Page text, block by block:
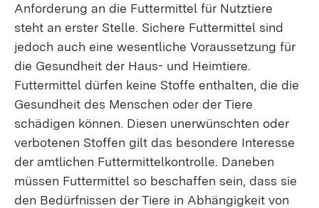
Anforderung an die Futtermittel für Nutztiere
steht an erster Stelle. Sichere Futtermittel sind
jedoch auch eine wesentliche Voraussetzung für
die Gesundheit der Haus- und Heimtiere.
Futtermittel dürfen keine Stoffe enthalten, die die
Gesundheit des Menschen oder der Tiere
schädigen können. Diesen unerwünschten oder
verbotenen Stoffen gilt das besondere Interesse
der amtlichen Futtermittelkontrolle. Daneben
müssen Futtermittel so beschaffen sein, dass sie
den Bedürfnissen der Tiere in Abhängigkeit von